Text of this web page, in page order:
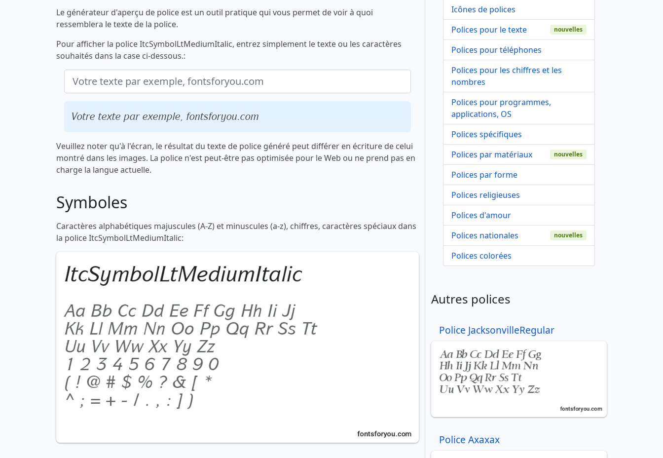
Le générateur d'aperçu de police est un outil pratique qui vous permet de voir à quoi
ressemblera le texte de la police.
Pour afficher la police ItcSymbolLtMediumItalic, entrez simplement le texte ou les caractères
souhaités dans la case ci-dessous.:
Votre texte par exemple, fontsforyou.com
Veuillez noter qu'à l'écran, le résultat du texte de police généré peut différer en écriture de celui
montré dans les images. La police n'est peut-être pas optimisée pour le Web ou ne prend pas en
charge la langue actuelle.
Symboles
Caractères alphabétiques majuscules (A-Z) et minuscules (a-z), chiffres, caractères spéciaux dans
la police ItcSymbolLtMediumItalic:
Icônes de polices
Polices pour le texte
nouvelles
Polices pour téléphones
Polices pour les chiffres et les
nombres
Polices pour programmes,
applications, OS
Polices spécifiques
Polices par matériaux
nouvelles
Polices par forme
Polices religieuses
Polices d'amour
Polices nationales
nouvelles
Polices colorées
Autres polices
Police JacksonvilleRegular
Police Axaxax